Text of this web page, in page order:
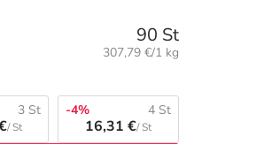
90 St
Grundpreis:
307,79 €/1 kg
3 St
/ St
-4% 4 St
16,31 €/ St